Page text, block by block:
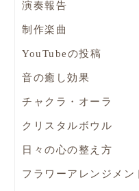
演奏報告
制作楽曲
YouTubeの投稿
音の癒し効果
チャクラ・オーラ
クリスタルボウル
日々の心の整え方
フラワーアレンジメン